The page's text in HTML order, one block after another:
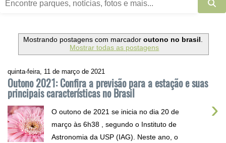
Mostrando postagens com marcador outono no brasil.
Mostrar todas as postagens
quinta-feira, 11 de março de 2021
Outono 2021: Confira a previsão para a estação e suas
principais características no Brasil
›
O outono de 2021 se inicia no dia 20 de
março às 6h38 , segundo o Instituto de
Astronomia da USP (IAG). Neste ano, o